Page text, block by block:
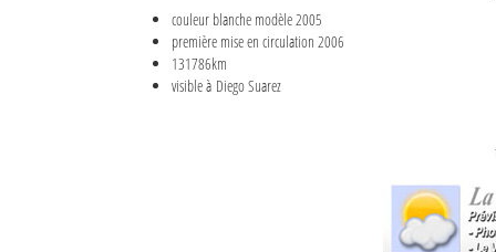
couleur blanche modèle 2005
première mise en circulation 2006
131786km
visible à Diego Suarez